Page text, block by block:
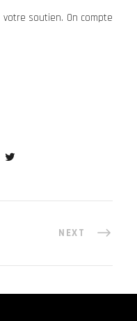
soutien. On compte
NEXT